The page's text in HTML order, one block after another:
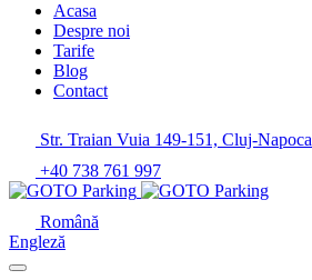
Acasa
Despre noi
Tarife
Blog
Contact
Str. Traian Vuia 149-151, Cluj-Napoca
+40 738 761 997
Română
Engleză